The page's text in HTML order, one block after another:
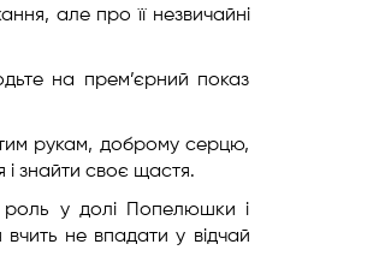
але про її незвичайні
на прем’єрний показ
рукам, доброму серцю,
і знайти своє щастя.
роль у долі Попелюшки і
не впадати у відчай